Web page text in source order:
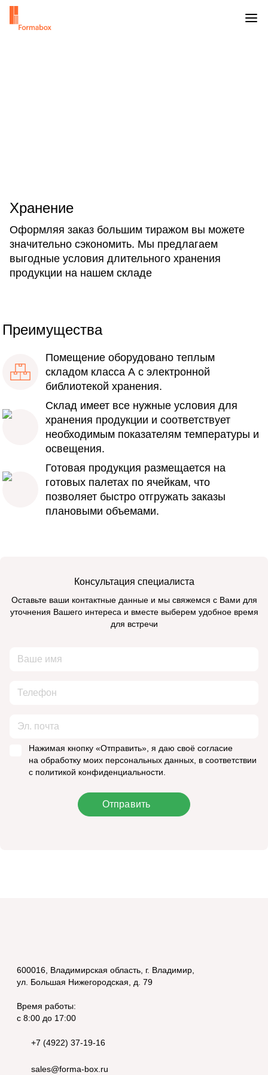
Хранение
Оформляя заказ большим тиражом вы можете
значительно сэкономить. Мы предлагаем
выгодные условия длительного хранения
продукции на нашем складе
Преимущества
Помещение оборудовано теплым
складом класса А с электронной
библиотекой хранения.
Склад имеет все нужные условия для
хранения продукции и соответствует
необходимым показателям температуры и
освещения.
Готовая продукция размещается на
готовых палетах по ячейкам, что
позволяет быстро отгружать заказы
плановыми объемами.
Консультация специалиста
Оставьте ваши контактные данные и мы свяжемся с Вами для
уточнения Вашего интереса и вместе выберем удобное время
для встречи
Нажимая кнопку «Отправить», я даю своё согласие
на обработку моих персональных данных, в соответствии
с политикой конфиденциальности.
Отправить
600016, Владимирская область, г. Владимир,
ул. Большая Нижегородская, д. 79
Время работы:
с 8:00 до 17:00
+7 (4922) 37-19-16
sales@forma-box.ru